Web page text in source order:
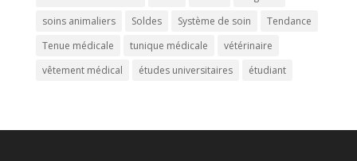
soins animaliers
Soldes Système de soin
Tendance
Tenue médicale
tunique médicale
vétérinaire
vêtement médical
études universitaires étudiant